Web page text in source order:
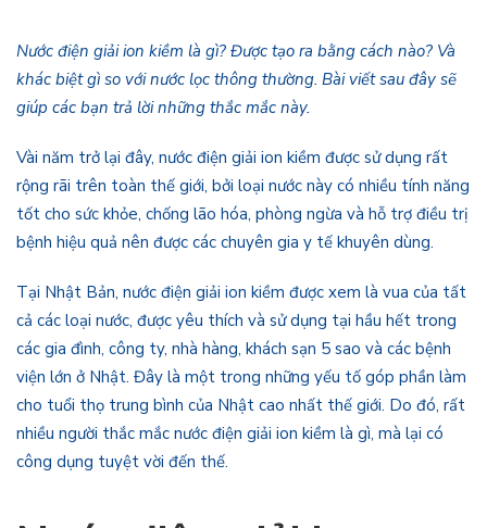
Nước điện giải ion kiềm là gì? Được tạo ra bằng cách nào? Và
khác biệt gì so với nước lọc thông thường. Bài viết sau đây sẽ
giúp các bạn trả lời những thắc mắc này.
Vài năm trở lại đây, nước điện giải ion kiềm được sử dụng rất
rộng rãi trên toàn thế giới, bởi loại nước này có nhiều tính năng
tốt cho sức khỏe, chống lão hóa, phòng ngừa và hỗ trợ điều trị
bệnh hiệu quả nên được các chuyên gia y tế khuyên dùng.
Tại Nhật Bản, nước điện giải ion kiềm được xem là vua của tất
cả các loại nước, được yêu thích và sử dụng tại hầu hết trong
các gia đình, công ty, nhà hàng, khách sạn 5 sao và các bệnh
viện lớn ở Nhật. Đây là một trong những yếu tố góp phần làm
cho tuổi thọ trung bình của Nhật cao nhất thế giới. Do đó, rất
nhiều người thắc mắc nước điện giải ion kiềm là gì, mà lại có
công dụng tuyệt vời đến thế.